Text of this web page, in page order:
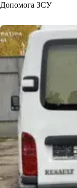
Допомога ЗСУ